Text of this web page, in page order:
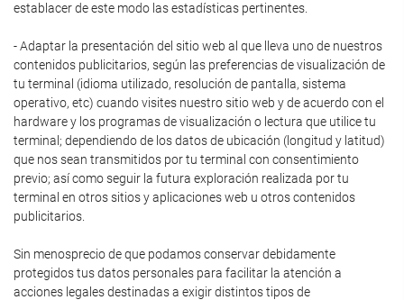
establacer de este modo las estadísticas pertinentes.
- Adaptar la presentación del sitio web al que lleva uno de nuestros
contenidos publicitarios, según las preferencias de visualización de
tu terminal (idioma utilizado, resolución de pantalla, sistema
operativo, etc) cuando visites nuestro sitio web y de acuerdo con el
hardware y los programas de visualización o lectura que utilice tu
terminal; dependiendo de los datos de ubicación (longitud y latitud)
que nos sean transmitidos por tu terminal con consentimiento
previo; así como seguir la futura exploración realizada por tu
terminal en otros sitios y aplicaciones web u otros contenidos
publicitarios.
Sin menosprecio de que podamos conservar debidamente
protegidos tus datos personales para facilitar la atención a
acciones legales destinadas a exigir distintos tipos de